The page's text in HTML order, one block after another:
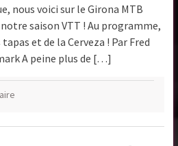
nous voici sur le Girona MTB
saison VTT ! Au programme,
et de la Cerveza ! Par Fred
A peine plus de […]